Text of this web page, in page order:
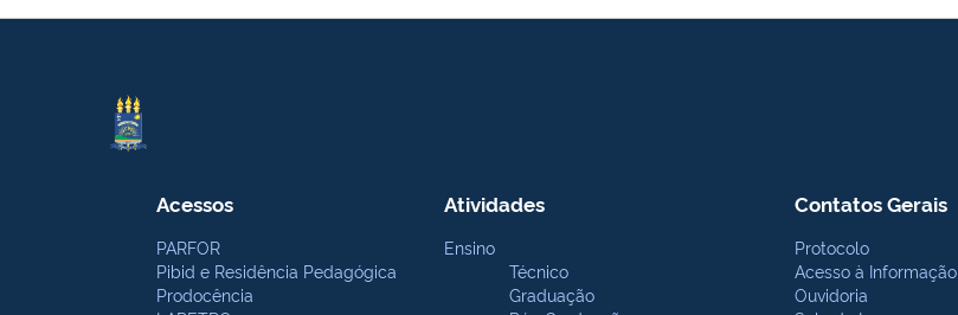
Acessos
PARFOR
Pibid e Residência Pedagógica
Prodocência
Atividades
Ensino
Técnico
Graduação
Contatos Gerais
Protocolo
Acesso à Informação
Ouvidoria